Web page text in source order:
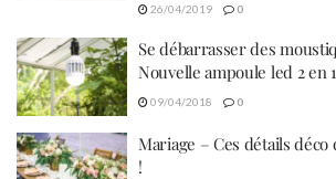
26/04/2019 0
Se débarrasser des
Nouvelle ampoule led 2 en
09/04/2018 0
Mariage – Ces détails
!